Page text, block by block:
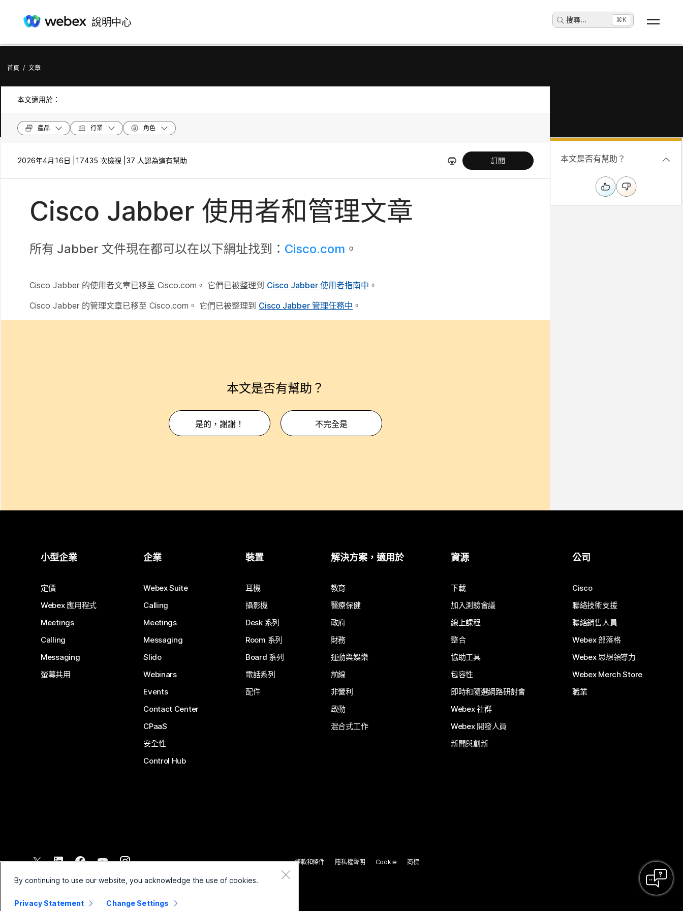
說明中心 搜尋... ⌘K
首頁 / 文章
本文適用於：
產品 行業 角色
2026年4月16日 | 17435 次檢視 | 37 人認為這有幫助 訂閱
Cisco Jabber 使用者和管理文章
所有 Jabber 文件現在都可以在以下網址找到： Cisco.com 。
Cisco Jabber 的使用者文章已移至 Cisco.com。 它們已被整理到 Cisco Jabber 使用者指南中 。
Cisco Jabber 的管理文章已移至 Cisco.com。 它們已被整理到 Cisco Jabber 管理任務中 。
本文是否有幫助？
是的，謝謝！ 不完全是
本文是否有幫助？
小型企業
定價
Webex 應用程式
Meetings
Calling
Messaging
螢幕共用
企業
Webex Suite
Calling
Meetings
Messaging
Slido
Webinars
Events
Contact Center
CPaaS
安全性
Control Hub
裝置
耳機
攝影機
Desk 系列
Room 系列
Board 系列
電話系列
配件
解決方案，適用於
教育
醫療保健
政府
財務
運動與娛樂
前線
非營利
啟動
混合式工作
資源
下載
加入測驗會議
線上課程
整合
協助工具
包容性
即時和隨選網路研討會
Webex 社群
Webex 開發人員
新聞與創新
公司
Cisco
聯絡技術支援
聯絡銷售人員
Webex 部落格
Webex 思想領導力
Webex Merch Store
職業
2026 Cisco 和/或其子公司。保留所有權利。
條款和條件 隱私權聲明 Cookie 商標
By continuing to use our website, you acknowledge the use of cookies.
Privacy Statement Change Settings